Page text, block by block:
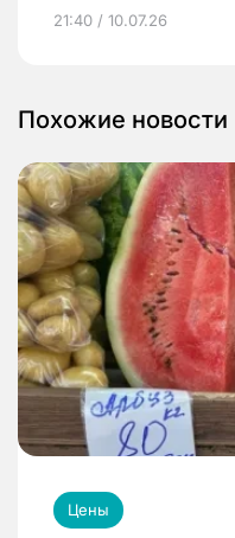
21:40 / 10.07.26
Похожие новости
Цены